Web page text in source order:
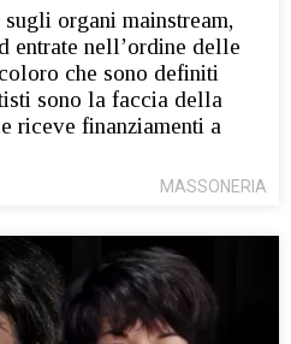
organi mainstream,
entrate nell’ordine delle
che sono definiti
sono la faccia della
riceve finanziamenti a
MASSONERIA